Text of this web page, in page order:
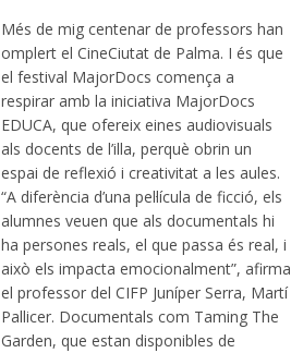
Més de mig centenar de professors han
omplert el CineCiutat de Palma. I és que
el festival MajorDocs comença a
respirar amb la iniciativa MajorDocs
EDUCA, que ofereix eines audiovisuals
als docents de l’illa, perquè obrin un
espai de reflexió i creativitat a les aules.
“A diferència d’una pel·lícula de ficció, els
alumnes veuen que als documentals hi
ha persones reals, el que passa és real, i
això els impacta emocionalment”, afirma
el professor del CIFP Juníper Serra, Martí
Pallicer. Documentals com Taming The
Garden, que estan disponibles de